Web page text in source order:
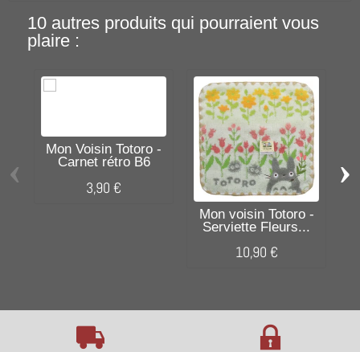
10 autres produits qui pourraient vous
plaire :
Mon Voisin Totoro -
Carnet rétro B6
3,90 €
Mon voisin Totoro -
Serviette Fleurs...
10,90 €
‹ ›